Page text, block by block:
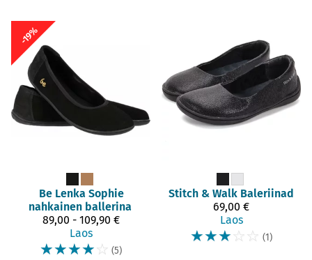
-19%
Be Lenka Sophie
nahkainen ballerina
89,00 - 109,90 €
Laos
☆☆☆☆☆ (5)
Stitch & Walk Baleriinad
69,00 €
Laos
☆☆☆☆ ☆ (1)